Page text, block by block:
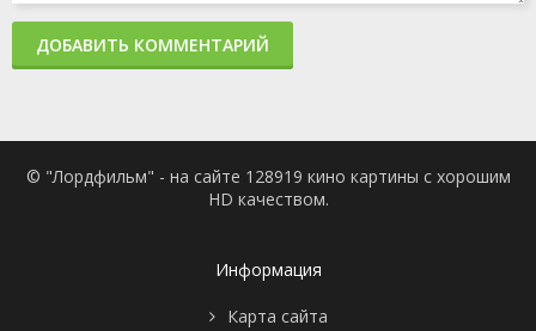
ДОБАВИТЬ КОММЕНТАРИЙ
© "Лордфильм" - на сайте 128919 кино картины с хорошим
HD качеством.
Информация
Карта сайта